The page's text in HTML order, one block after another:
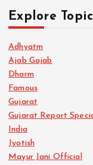
Explore
Adhyatm
Ajab Gajab
Dharm
Famous
Gujarat
Gujarat Report
India
Jyotish
Mayur Jani Official